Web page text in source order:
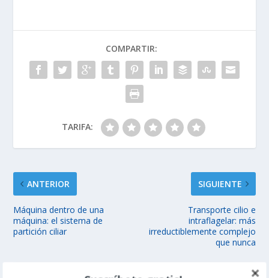
COMPARTIR:
TARIFA:
ANTERIOR
Máquina dentro de una
máquina: el sistema de
partición ciliar
SIGUIENTE
Transporte cilio e
intraflagelar: más
irreductiblemente complejo
que nunca
ARTÍCULOS RELACIONADOS